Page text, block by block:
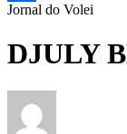
Share
Jornal do Volei
DJULY